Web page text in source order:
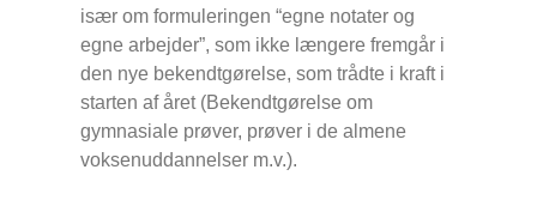
især om formuleringen “egne notater og
egne arbejder”, som ikke længere fremgår i
den nye bekendtgørelse, som trådte i kraft i
starten af året (Bekendtgørelse om
gymnasiale prøver, prøver i de almene
voksenuddannelser m.v.).